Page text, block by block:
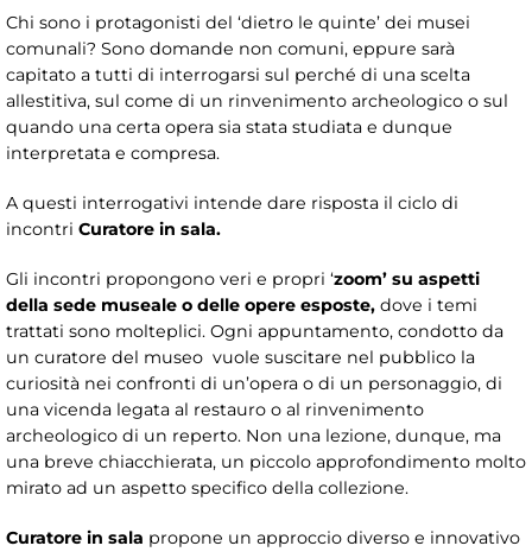
Chi sono i protagonisti del ‘dietro le quinte’ dei musei
comunali? Sono domande non comuni, eppure sarà
capitato a tutti di interrogarsi sul perché di una scelta
allestitiva, sul come di un rinvenimento archeologico o sul
quando una certa opera sia stata studiata e dunque
interpretata e compresa.
A questi interrogativi intende dare risposta il ciclo di
incontri Curatore in sala.
Gli incontri propongono veri e propri ‘zoom’ su aspetti
della sede museale o delle opere esposte, dove i temi
trattati sono molteplici. Ogni appuntamento, condotto da
un curatore del museo vuole suscitare nel pubblico la
curiosità nei confronti di un’opera o di un personaggio, di
una vicenda legata al restauro o al rinvenimento
archeologico di un reperto. Non una lezione, dunque, ma
una breve chiacchierata, un piccolo approfondimento molto
mirato ad un aspetto specifico della collezione.
Curatore in sala propone un approccio diverso e innovativo